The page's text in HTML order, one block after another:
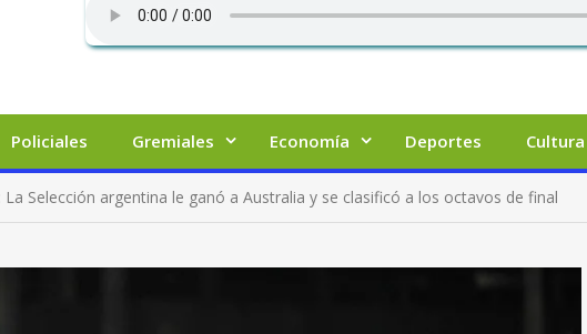
Policiales Gremiales Economía Deportes Cultura
La Selección argentina le ganó a Australia y se clasificó a los octavos de final